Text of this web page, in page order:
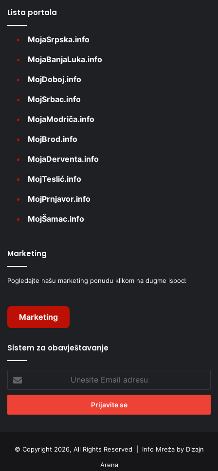
Lista portala
MojaSrpska.info
MojaBanjaLuka.info
MojDoboj.info
MojSrbac.info
MojaModriča.info
MojBrod.info
MojaDerventa.info
MojTeslić.info
MojPrnjavor.info
MojŠamac.info
Marketing
Pogledajte našu marketing ponudu klikom na dugme ispod:
Marketing
Sistem za obavještavanje
Email
adresu
© Copyright 2026, All Rights Reserved | Info Mreža by Dizajn
Arena